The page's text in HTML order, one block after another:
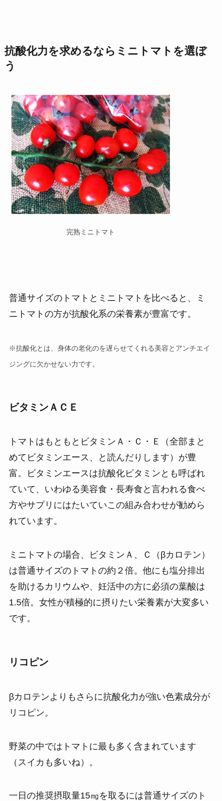
抗酸化力を求めるならミニトマトを選ぼ
う
完熟ミニトマト
普通サイズのトマトとミニトマトを比べると、ミ
ニトマトの方が抗酸化系の栄養素が豊富です。
※抗酸化とは、身体の老化のを遅らせてくれる美容とアンチエイ
ジングに欠かせない力です。
ビタミンＡＣＥ
トマトはもともとビタミンＡ・Ｃ・Ｅ（全部まと
めてビタミンエース、と読んだりします）が豊
富。ビタミンエースは抗酸化ビタミンとも呼ばれ
ていて、いわゆる美容食・長寿食と言われる食べ
方やサプリにはたいていこの組み合わせが勧めら
れています。
ミニトマトの場合、ビタミンＡ、Ｃ（βカロテン）
は普通サイズのトマトの約２倍。他にも塩分排出
を助けるカリウムや、妊活中の方に必須の葉酸は
1.5倍。女性が積極的に摂りたい栄養素が大変多い
です。
リコピン
βカロテンよりもさらに抗酸化力が強い色素成分が
リコピン。
野菜の中ではトマトに最も多く含まれています
（スイカも多いね）。
一日の推奨摂取量15㎎を取るには普通サイズのト